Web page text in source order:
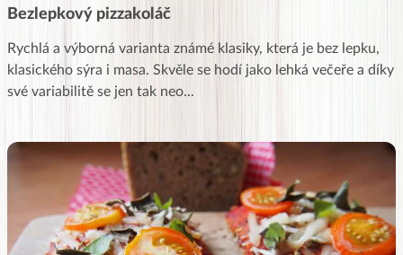
Bezlepkový pizzakoláč
Rychlá a výborná varianta známé klasiky, která je bez lepku,
klasického sýra i masa. Skvěle se hodí jako lehká večeře a díky
své variabilitě se jen tak neo...